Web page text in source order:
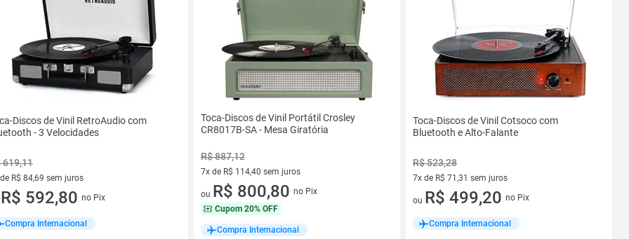
Discos de Vinil RetroAudio com
- 3 Velocidades
619,11
R$ 84,69 sem juros
de R$ 84,69 sem juros
R$ 592,80 no Pix
Compra Internacional
Toca-Discos de Vinil Portátil Crosley
CR8017B-SA - Mesa Giratória
R$ 887,12
7x de R$ 114,40 sem juros
7 vez de R$ 114,40 sem juros
ou R$ 800,80 no Pix
Cupom 20% OFF
Compra Internacional
Toca-Discos de Vinil Cotsoco com
Bluetooth e Alto-Falante
R$ 523,28
7x de R$ 71,31 sem juros
7 vez de R$ 71,31 sem juros
ou R$ 499,20 no Pix
Compra Internacional